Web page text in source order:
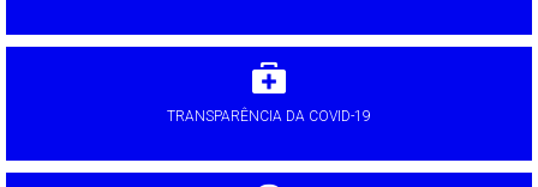
TRANSPARÊNCIA DA COVID-19